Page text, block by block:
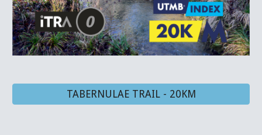
TABERNULAE TRAIL - 20KM